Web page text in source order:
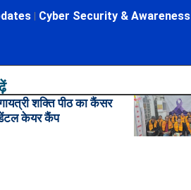
Cyber Security & Awareness
शक्ति पीठ का कैंसर
केयर कैंप